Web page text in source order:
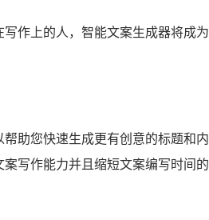
作上的人，智能文案生成器将成为
助您快速生成更有创意的标题和内
写作能力并且缩短文案编写时间的